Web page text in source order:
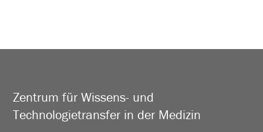
Zentrum für Wissens- und
Technologietransfer in der Medizin